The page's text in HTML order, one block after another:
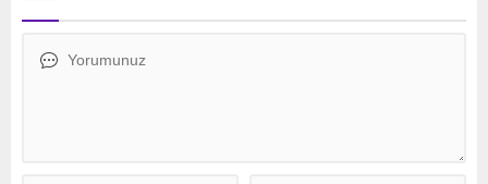
tercih ettiği yerel yemek